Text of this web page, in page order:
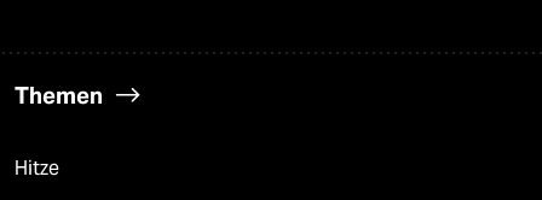
Themen
Hitze